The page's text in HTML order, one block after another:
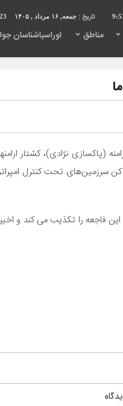
تاریخ : جمعه, ۱۶ مرداد , ۱۴۰۵ 23 صفر 1448
مناطق اوراسیاشناسان
این فاجعه را تکذیب می کند